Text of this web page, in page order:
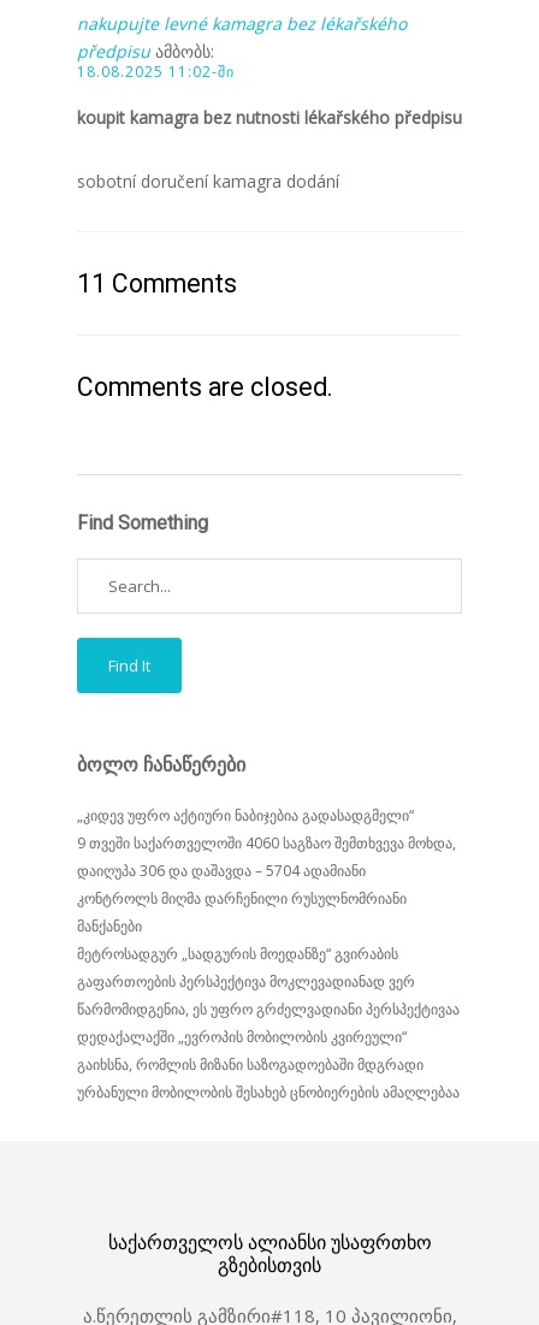
nakupujte levné kamagra bez lékařského
předpisu ამბობს:
18.08.2025 11:02-ში
koupit kamagra bez nutnosti lékařského předpisu
sobotní doručení kamagra dodání
11 Comments
Comments are closed.
Find Something
ბოლო ჩანაწერები
„კიდევ უფრო აქტიური ნაბიჯებია გადასადგმელი“
9 თვეში საქართველოში 4060 საგზაო შემთხვევა მოხდა,
დაიღუპა 306 და დაშავდა – 5704 ადამიანი
კონტროლს მიღმა დარჩენილი რუსულნომრიანი
მანქანები
მეტროსადგურ „სადგურის მოედანზე“ გვირაბის
გაფართოების პერსპექტივა მოკლევადიანად ვერ
წარმომიდგენია, ეს უფრო გრძელვადიანი პერსპექტივაა
დედაქალაქში „ევროპის მობილობის კვირეული“
გაიხსნა, რომლის მიზანი საზოგადოებაში მდგრადი
ურბანული მობილობის შესახებ ცნობიერების ამაღლებაა
საქართველოს ალიანსი უსაფრთხო
გზებისთვის
ა.წერეთლის გამზირი#118, 10 პავილიონი,